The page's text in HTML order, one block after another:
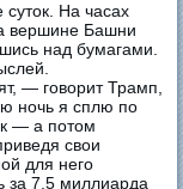
На часах
вершине Башни
над бумагами.
— говорит Трамп,
ночь я сплю по
— а потом
свои
для него
за 7.5 миллиарда